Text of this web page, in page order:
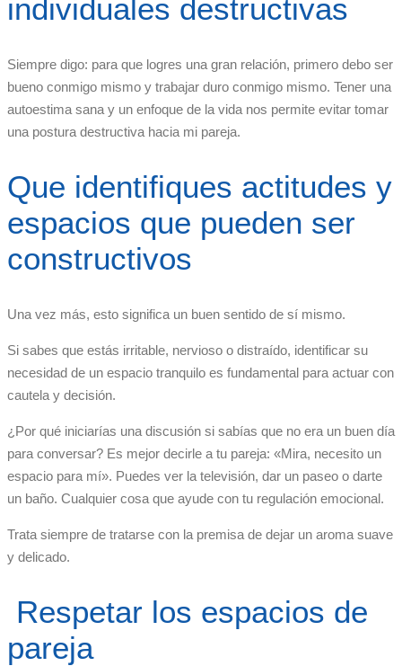
individuales destructivas
Siempre digo: para que logres una gran relación, primero debo ser
bueno conmigo mismo y trabajar duro conmigo mismo. Tener una
autoestima sana y un enfoque de la vida nos permite evitar tomar
una postura destructiva hacia mi pareja.
Que identifiques actitudes y
espacios que pueden ser
constructivos
Una vez más, esto significa un buen sentido de sí mismo.
Si sabes que estás irritable, nervioso o distraído, identificar su
necesidad de un espacio tranquilo es fundamental para actuar con
cautela y decisión.
¿Por qué iniciarías una discusión si sabías que no era un buen día
para conversar? Es mejor decirle a tu pareja: «Mira, necesito un
espacio para mí». Puedes ver la televisión, dar un paseo o darte
un baño. Cualquier cosa que ayude con tu regulación emocional.
Trata siempre de tratarse con la premisa de dejar un aroma suave
y delicado.
Respetar los espacios de
pareja